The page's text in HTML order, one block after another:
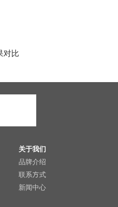
对比
关于我们
品牌介绍
联系方式
新闻中心